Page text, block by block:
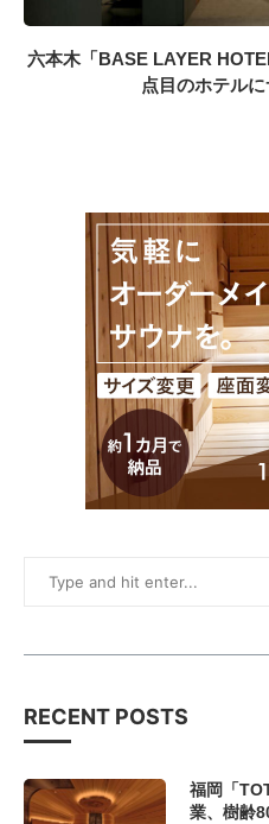
六本木「BASE LAYER
点目のホテル
RECENT POSTS
福岡「
業、樹齢